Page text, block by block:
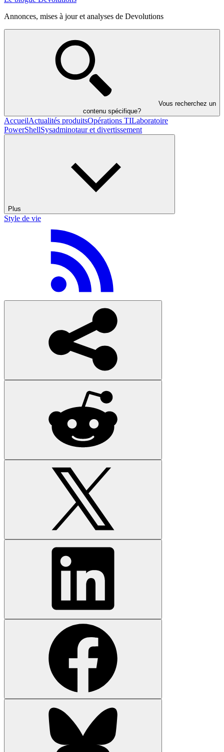
Annonces, mises à jour et analyses de Devolutions
Vous recherchez un
contenu spécifique?
AccueilActualités produitsOpérations TILaboratoire
PowerShellSysadminotaur et divertissement
Plus
Style de vie